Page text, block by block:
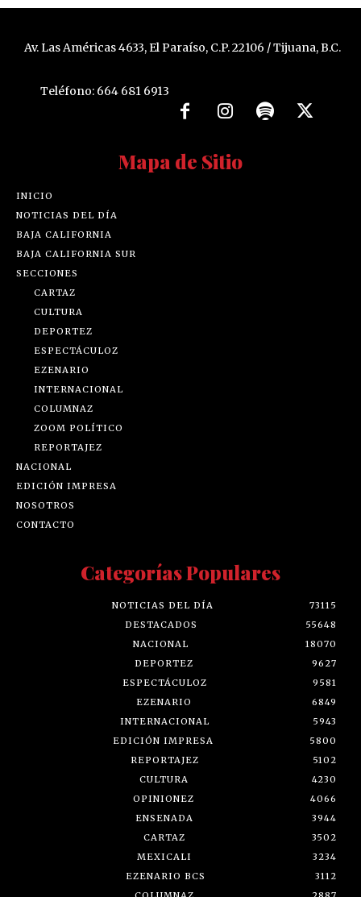
Av. Las Américas 4633, El Paraíso, C.P. 22106 / Tijuana, B.C.
Teléfono: 664 681 6913
Mapa de Sitio
INICIO
NOTICIAS DEL DÍA
BAJA CALIFORNIA
BAJA CALIFORNIA SUR
SECCIONES
CARTAZ
CULTURA
DEPORTEZ
ESPECTÁCULOZ
EZENARIO
INTERNACIONAL
COLUMNAZ
ZOOM POLÍTICO
REPORTAJEZ
NACIONAL
EDICIÓN IMPRESA
NOSOTROS
CONTACTO
Categorías Populares
NOTICIAS DEL DÍA
73115
DESTACADOS
55648
NACIONAL
18070
DEPORTEZ
9627
ESPECTÁCULOZ
9581
EZENARIO
6849
INTERNACIONAL
5943
EDICIÓN IMPRESA
5800
REPORTAJEZ
5102
CULTURA
4230
OPINIONEZ
4066
ENSENADA
3944
CARTAZ
3502
MEXICALI
3234
EZENARIO BCS
3112